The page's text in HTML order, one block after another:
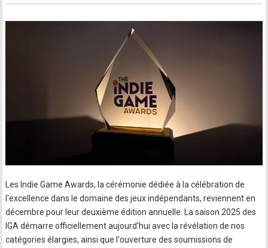
Les Indie Game Awards, la cérémonie dédiée à la célébration de
l'excellence dans le domaine des jeux indépendants, reviennent en
décembre pour leur deuxième édition annuelle. La saison 2025 des
IGA démarre officiellement aujourd'hui avec la révélation de nos
catégories élargies, ainsi que l'ouverture des soumissions de